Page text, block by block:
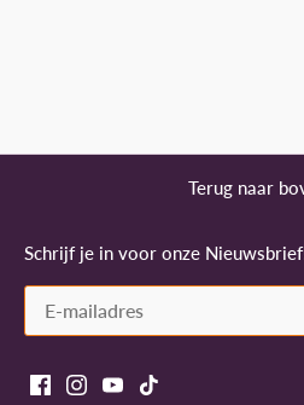
Terug naar
Schrijf je in voor onze